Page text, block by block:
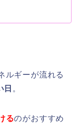
ルギーが流れる
日 。
るのがおすすめ